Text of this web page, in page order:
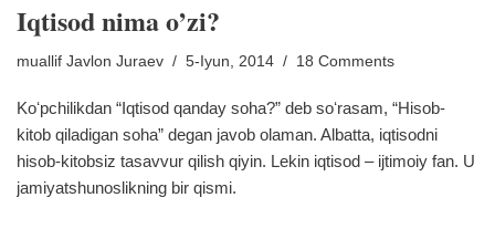
Iqtisod nima o’zi?
muallif Javlon Juraev 5-Iyun, 2014 18 Comments
Koʻpchilikdan “Iqtisod qanday soha?” deb soʻrasam, “Hisob-
kitob qiladigan soha” degan javob olaman. Albatta, iqtisodni
hisob-kitobsiz tasavvur qilish qiyin. Lekin iqtisod – ijtimoiy fan. U
jamiyatshunoslikning bir qismi.